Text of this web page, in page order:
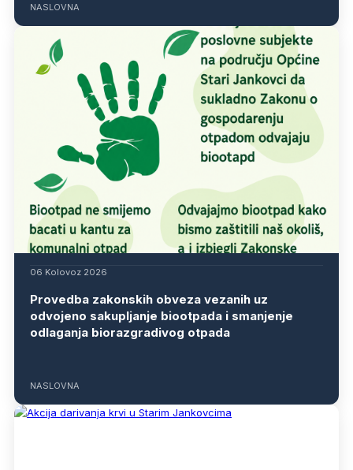
NASLOVNA
06 Kolovoz 2026
Provedba zakonskih obveza vezanih uz
odvojeno sakupljanje biootpada i smanjenje
odlaganja biorazgradivog otpada
NASLOVNA